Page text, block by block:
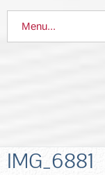
Menu...
IMG_6881